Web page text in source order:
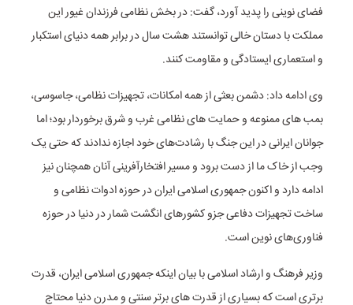
فضای نوینی را پدید آورد، گفت: در بخش نظامی فرزندان غیور این
مملکت با دستان خالی توانستند هشت سال در برابر همه دنیای استکبار
و استعماری ایستادگی و مقاومت کنند.
وی ادامه داد: دشمن بعثی از همه امکانات، تجهیزات نظامی، جاسوسی،
بمب های ممنوعه و حمایت های نظامی غرب و شرق برخوردار بود؛ اما
جوانان ایرانی در این جنگ با رشادت‌های خود اجازه ندادند که حتی یک
وجب از خاک ما از دست برود و مسیر افتخارآفرینی آنان همچنان نیز
ادامه دارد و اکنون جمهوری اسلامی ایران در حوزه ادوات نظامی و
ساخت تجهیزات دفاعی جزو کشورهای انگشت شمار در دنیا در حوزه
فناوری‌های نوین است.
وزیر فرهنگ و ارشاد اسلامی با بیان اینکه جمهوری اسلامی ایران، قدرت
برتری است که بسیاری از قدرت های برتر سنتی و مدرن دنیا محتاج